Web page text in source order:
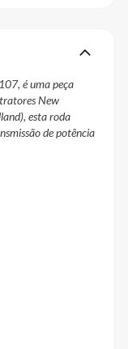
é uma peça
New
esta roda
de potência